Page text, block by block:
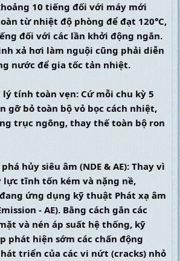
10 tiếng đối với máy mới
từ nhiệt độ phòng để đạt 120°C,
đối với các lần khởi động ngắn.
xả hơi làm nguội cũng phải diễn
nước để gia tốc tản nhiệt.
lý tính toàn vẹn: Cứ mỗi chu kỳ 5
gỡ bỏ toàn bộ vỏ bọc cách nhiệt,
trục ngõng, thay thế toàn bộ ron
hủy siêu âm (NDE & AE): Thay vì
tĩnh tốn kém và nặng nề,
ứng dụng kỹ thuật Phát xạ âm
- AE). Bằng cách gắn các
và nén áp suất hệ thống, kỹ
phát hiện sớm các chấn động
triển của các vi nứt (cracks) nhỏ